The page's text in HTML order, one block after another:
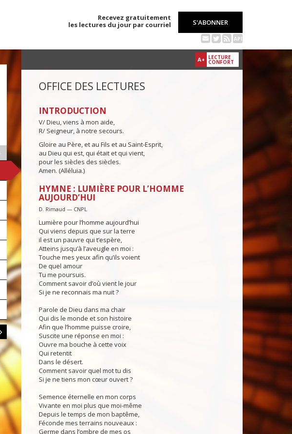
Recevez gratuitement
les lectures du jour par courriel
S'ABONNER
API
A+ LECTURE
CONFORT
OFFICE DES LECTURES
INTRODUCTION
V/ Dieu, viens à mon aide,
R/ Seigneur, à notre secours.
Gloire au Père, et au Fils et au Saint-Esprit,
au Dieu qui est, qui était et qui vient,
pour les siècles des siècles.
Amen. (Alléluia.)
HYMNE : LUMIÈRE POUR L’HOMME
AUJOURD’HUI
D. Rimaud — CNPL
Lumière pour l’homme aujourd’hui
Qui viens depuis que sur la terre
il est un pauvre qui t’espère,
Atteins jusqu’à l’aveugle en moi :
Touche mes yeux afin qu’ils voient
De quel amour
Tu me poursuis.
Comment savoir d’où vient le jour
Si je ne reconnais ma nuit ?
Parole de Dieu dans ma chair
Qui dis le monde et son histoire
Afin que l’homme puisse croire,
Suscite une réponse en moi :
Ouvre ma bouche à cette voix
Qui retentit
Dans le désert.
Comment savoir quel mot tu dis
Si je ne tiens mon cœur ouvert ?
Semence éternelle en mon corps
Vivante en moi plus que moi-même
Depuis le temps de mon baptême,
Féconde mes terrains nouveaux :
Germe dans l’ombre de mes os